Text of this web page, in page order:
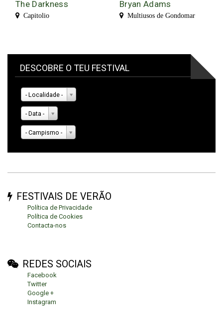
The Darkness
Capitolio
Bryan Adams
Multiusos de Gondomar
DESCOBRE O TEU FESTIVAL
- Localidade -
- Data -
- Campismo -
FESTIVAIS DE VERÃO
Política de Privacidade
Política de Cookies
Contacta-nos
REDES SOCIAIS
Facebook
Twitter
Google +
Instagram